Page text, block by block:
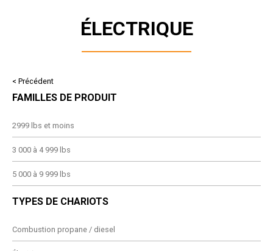
ÉLECTRIQUE
< Précédent
FAMILLES DE PRODUIT
2999 lbs et moins
3 000 à 4 999 lbs
5 000 à 9 999 lbs
TYPES DE CHARIOTS
Combustion propane / diesel